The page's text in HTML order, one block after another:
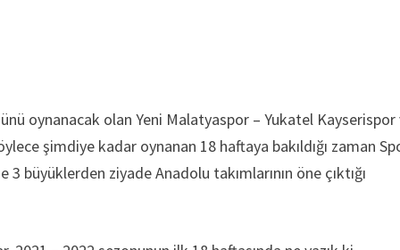
oynanacak olan Yeni Malatyaspor – Yukatel Kayserispor
şimdiye kadar oynanan 18 haftaya bakıldığı zaman
büyüklerden ziyade Anadolu takımlarının öne çıktığı